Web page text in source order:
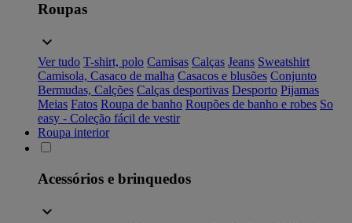
Roupas
Ver tudo T-shirt, polo Camisas Calças Jeans Sweatshirt
Camisola, Casaco de malha Casacos e blusões Conjunto
Bermudas, Calções Calças desportivas Desporto Pijamas
Meias Fatos Roupa de banho Roupões de banho e robes So
easy - Coleção fácil de vestir
Roupa interior
Acessórios e brinquedos